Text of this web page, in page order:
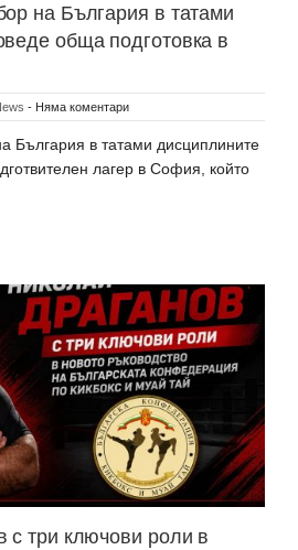
на България в татами
обща подготовка в
- Няма коментари
България в татами дисциплините
лагер в София, който
с три ключови роли в